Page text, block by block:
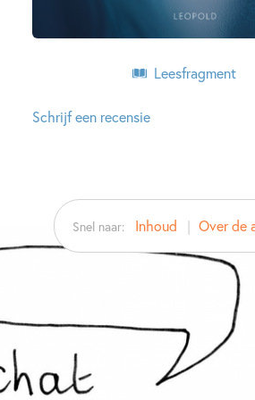
Leesfragment
Schrijf een recensie
Snel naar: Inhoud Over de